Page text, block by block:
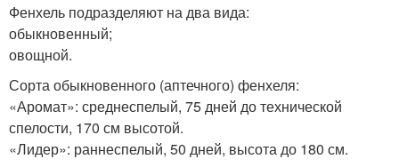
Фенхель подразделяют на два вида:
обыкновенный;
овощной.
Сорта обыкновенного (аптечного) фенхеля:
«Аромат»: среднеспелый, 75 дней до технической
спелости, 170 см высотой.
«Лидер»: раннеспелый, 50 дней, высота до 180 см.